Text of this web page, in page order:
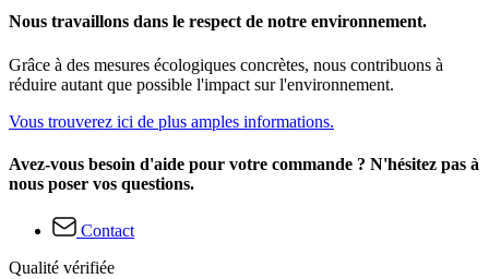
Nous travaillons dans le respect de notre environnement.
Grâce à des mesures écologiques concrètes, nous contribuons à
réduire autant que possible l'impact sur l'environnement.
Vous trouverez ici de plus amples informations.
Avez-vous besoin d'aide pour votre commande ? N'hésitez pas à
nous poser vos questions.
Contact
Qualité vérifiée